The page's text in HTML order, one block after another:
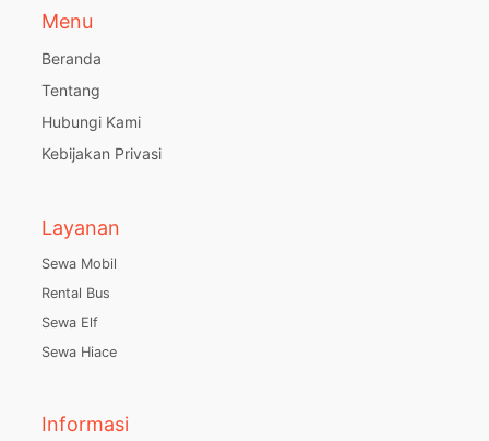
Menu
Beranda
Tentang
Hubungi Kami
Kebijakan Privasi
Layanan
Sewa Mobil
Rental Bus
Sewa Elf
Sewa Hiace
Informasi